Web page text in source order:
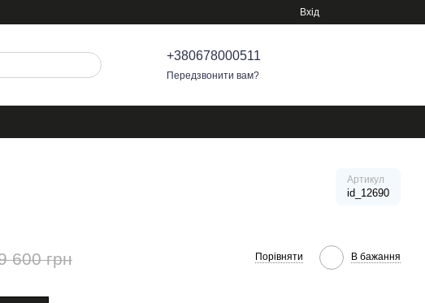
Вхід
+380678000511
Передзвонити вам?
Артикул
id_12690
600 грн Порівняти В бажання